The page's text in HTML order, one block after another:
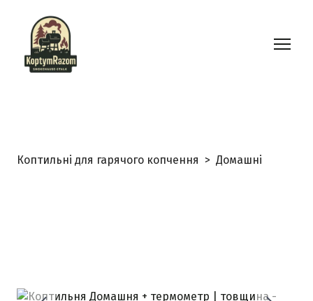
Коптильні для гарячого копчення Домашні